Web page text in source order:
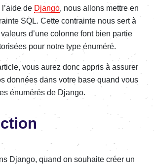
de Django, nous allons mettre en
SQL. Cette contrainte nous sert à
d’une colonne font bien partie
pour notre type énuméré.
vous aurez donc appris à assu­rer
données dans votre base quand vous
énumé­rés de Django.
Django, quand on souhaite créer un